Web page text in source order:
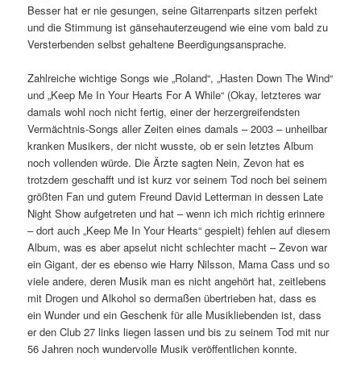
Besser hat er nie gesungen, seine Gitarrenparts sitzen perfekt
und die Stimmung ist gänsehauterzeugend wie eine vom bald zu
Versterbenden selbst gehaltene Beerdigungsansprache.
Zahlreiche wichtige Songs wie „Roland“, „Hasten Down The Wind“
und „Keep Me In Your Hearts For A While“ (Okay, letzteres war
damals wohl noch nicht fertig, einer der herzergreifendsten
Vermächtnis-Songs aller Zeiten eines damals – 2003 – unheilbar
kranken Musikers, der nicht wusste, ob er sein letztes Album
noch vollenden würde. Die Ärzte sagten Nein, Zevon hat es
trotzdem geschafft und ist kurz vor seinem Tod noch bei seinem
größten Fan und gutem Freund David Letterman in dessen Late
Night Show aufgetreten und hat – wenn ich mich richtig erinnere
– dort auch „Keep Me In Your Hearts“ gespielt) fehlen auf diesem
Album, was es aber apselut nicht schlechter macht – Zevon war
ein Gigant, der es ebenso wie Harry Nilsson, Mama Cass und so
viele andere, deren Musik man es nicht angehört hat, zeitlebens
mit Drogen und Alkohol so dermaßen übertrieben hat, dass es
ein Wunder und ein Geschenk für alle Musikliebenden ist, dass
er den Club 27 links liegen lassen und bis zu seinem Tod mit nur
56 Jahren noch wundervolle Musik veröffentlichen konnte.